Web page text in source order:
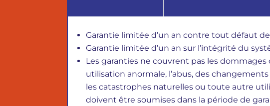
Garantie limitée d’un an contre tout défaut
Garantie limitée d’un an sur l’intégrité du
Les garanties ne couvrent pas les
utilisation anormale, l’abus, des
les catastrophes naturelles ou toute autre
doivent être soumises dans la période de